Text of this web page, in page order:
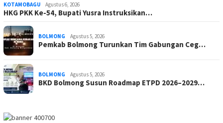
KOTAMOBAGU Agustus 6, 2026
HKG PKK Ke-54, Bupati Yusra Instruksikan…
BOLMONG Agustus 5, 2026
Pemkab Bolmong Turunkan Tim Gabungan Ceg…
BOLMONG Agustus 5, 2026
BKD Bolmong Susun Roadmap ETPD 2026–2029…